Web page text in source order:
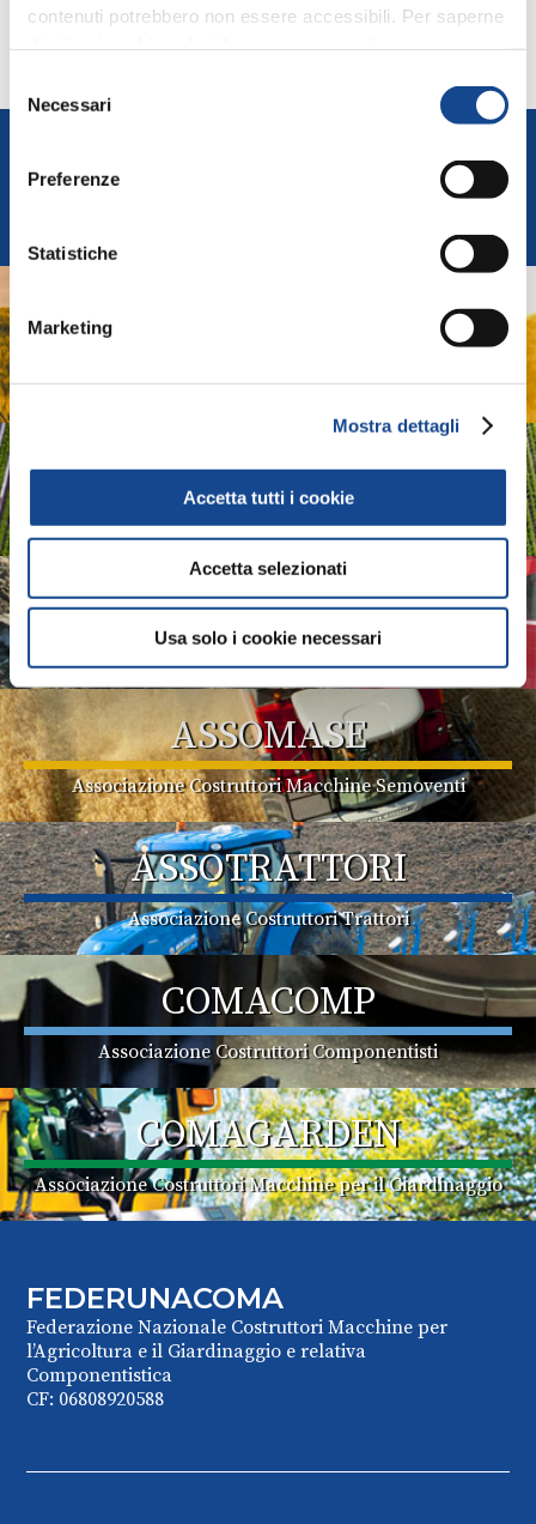
contenuti potrebbero non essere accessibili. Per saperne
invitiamo a consultare la nostra
delNecessari
Preferenze
Statistiche
Marketing
Mostra dettagli
Accetta tutti i cookie
Accetta selezionati
Usa solo i cookie necessari
INDIETRO
Federazione Nazionale Costruttori Macchine per
Agricole
ASSOIDROTECH
Associazione Produttori Sistemi per l'Irrigazione
ASSOMAO
Associazione Costruttori Implements
ASSOMASE
Associazione Costruttori Macchine Semoventi
ASSOTRATTORI
Associazione Costruttori Trattori
COMACOMP
Associazione Costruttori Componentisti
COMAGARDEN
Associazione Costruttori Macchine per il Giardinaggio
FEDERUNACOMA
Federazione Nazionale Costruttori Macchine per
l’Agricoltura e il Giardinaggio e relativa
Componentistica
CF: 06808920588